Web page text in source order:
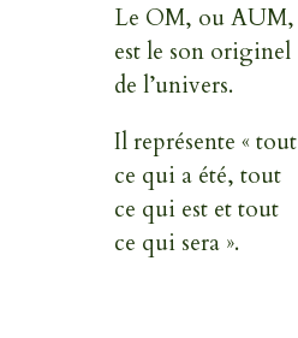
Le OM, ou AUM,
est le son originel
de l’univers.
Il représente « tout
ce qui a été, tout
ce qui est et tout
ce qui sera ».